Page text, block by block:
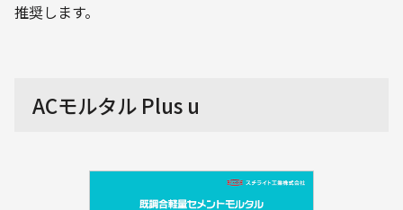
推奨します。
ACモルタル Plus u